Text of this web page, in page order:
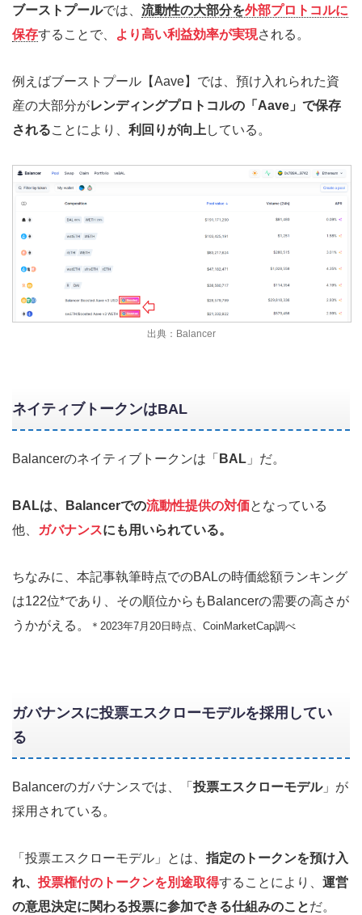
ブーストプールでは、 流動性の大部分を外部プロトコルに
保存することで、 より高い利益効率が実現される。
例えばブーストプール【Aave】では、預け入れられた資
産の大部分がレンディングプロトコルの「Aave」で保存
されることにより、 利回りが向上 している。
出典：Balancer
ネイティブトークンはBAL
Balancerのネイティブトークンは「 BAL 」だ。
BALは、Balancerでの流動性提供の対価となっている
他、
ガバナンスにも用いられている。
ちなみに、本記事執筆時点でのBALの時価総額ランキング
は122位*であり、その順位からもBalancerの需要の高さが
うかがえる。
＊2023年7月20日時点、CoinMarketCap調べ
ガバナンスに投票エスクローモデルを採用してい
る
Balancerのガバナンスでは、「 投票エスクローモデル」が
採用されている。
「投票エスクローモデル」とは、 指定のトークンを預け入
れ、 投票権付のトークンを別途取得することにより、 運営
の意思決定に関わる投票に参加できる仕組みのことだ。